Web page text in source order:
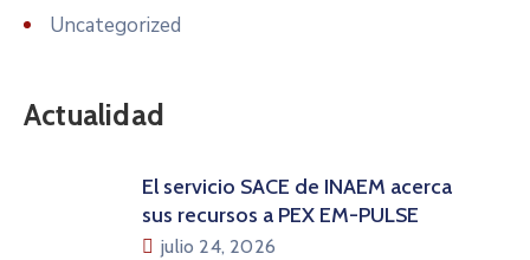
Uncategorized
Actualidad
El servicio SACE de INAEM acerca
sus recursos a PEX EM-PULSE
julio 24, 2026